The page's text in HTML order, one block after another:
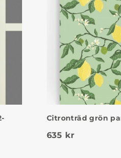
var: 635 kr.
priset är: 444,50 kr.
Citronträd grön
635 kr